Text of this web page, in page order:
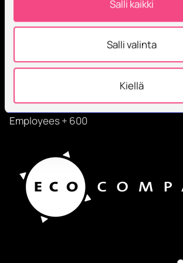
Salli kaikki
Salli valinta
Kiellä
Savonia is an international, work-
university of applied sciences that
researches, develops, and
International students + 500
Employees + 600